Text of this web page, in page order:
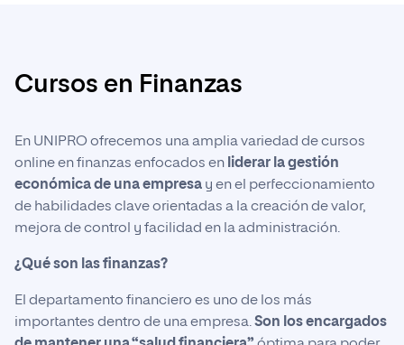
Cursos en Finanzas
En UNIPRO ofrecemos una amplia variedad de cursos
online en finanzas enfocados en liderar la gestión
económica de una empresa y en el perfeccionamiento
de habilidades clave orientadas a la creación de valor,
mejora de control y facilidad en la administración.
¿Qué son las finanzas?
El departamento financiero es uno de los más
importantes dentro de una empresa.Son los encargados